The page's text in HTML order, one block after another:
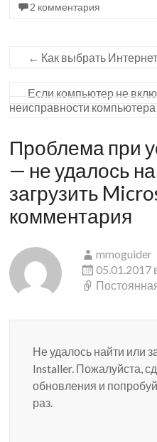
o as
iki
2 комментария
← Как выбрать
Если компьютер не
неисправности компьютера
Проблема при
— не удалось
загрузить
комментария
mmoguider
05.01.2017
Не удалось найти или
Installer. Пожалуйста,
обновления и
раз.